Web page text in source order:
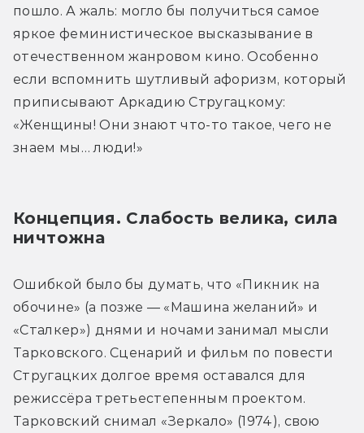
пошло. А жаль: могло бы получиться самое
яркое феминистическое высказывание в
отечественном жанровом кино. Особенно
если вспомнить шутливый афоризм, который
приписывают Аркадию Стругацкому:
«Женщины! Они знают что-то такое, чего не
знаем мы… люди!»
Концепция. Слабость велика, сила
ничтожна
Ошибкой было бы думать, что «Пикник на
обочине» (а позже — «Машина желаний» и
«Сталкер») днями и ночами занимал мысли
Тарковского. Сценарий и фильм по повести
Стругацких долгое время оставался для
режиссёра третьестепенным проектом.
Тарковский снимал «Зеркало» (1974), свою